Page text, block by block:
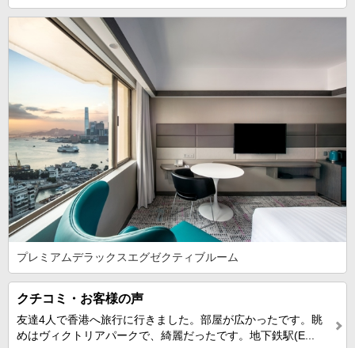
プレミアムデラックスエグゼクティブルーム
クチコミ・お客様の声
友達4人で香港へ旅行に行きました。部屋が広かったです。眺
めはヴィクトリアパークで、綺麗だったです。地下鉄駅(E...